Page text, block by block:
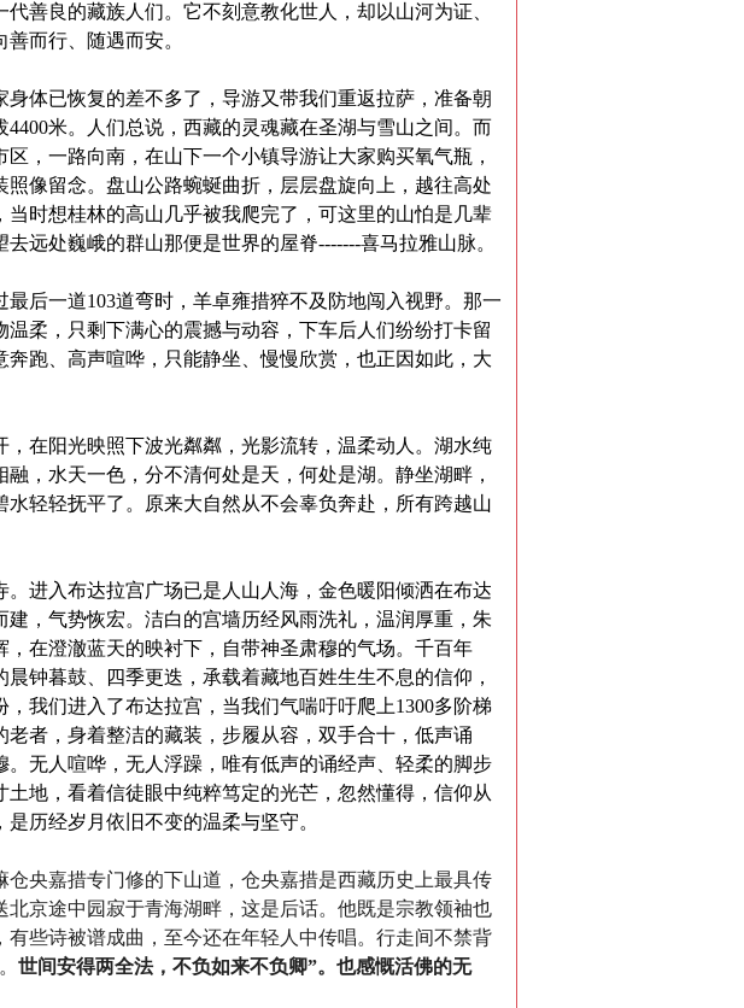
善良的藏族人们。它不刻意教化世人，却以山河为证、
而行、随遇而安。
体已恢复的差不多了，导游又带我们重返拉萨，准备朝
4400米。人们总说，西藏的灵魂藏在圣湖与雪山之间。而
，一路向南，在山下一个小镇导游让大家购买氧气瓶，
像留念。盘山公路蜿蜒曲折，层层盘旋向上，越往高处
时想桂林的高山几乎被我爬完了，可这里的山怕是几辈
远处巍峨的群山那便是世界的屋脊-------喜马拉雅山脉。
最后一道103道弯时，羊卓雍措猝不及防地闯入视野。那一
柔，只剩下满心的震撼与动容，下车后人们纷纷打卡留
跑、高声喧哗，只能静坐、慢慢欣赏，也正因如此，大
在阳光映照下波光粼粼，光影流转，温柔动人。湖水纯
，水天一色，分不清何处是天，何处是湖。静坐湖畔，
轻轻抚平了。原来大自然从不会辜负奔赴，所有跨越山
进入布达拉宫广场已是人山人海，金色暖阳倾洒在布达
，气势恢宏。洁白的宫墙历经风雨洗礼，温润厚重，朱
在澄澈蓝天的映衬下，自带神圣肃穆的气场。千百年
钟暮鼓、四季更迭，承载着藏地百姓生生不息的信仰，
我们进入了布达拉宫，当我们气喘吁吁爬上1300多阶梯
者，身着整洁的藏装，步履从容，双手合十，低声诵
无人喧哗，无人浮躁，唯有低声的诵经声、轻柔的脚步
地，看着信徒眼中纯粹笃定的光芒，忽然懂得，信仰从
历经岁月依旧不变的温柔与坚守。
央嘉措专门修的下山道，仓央嘉措是西藏历史上最具传
京途中园寂于青海湖畔，这是后话。他既是宗教领袖也
些诗被谱成曲，至今还在年轻人中传唱。行走间不禁背
世间安得两全法，不负如来不负卿”。也感慨活佛的无